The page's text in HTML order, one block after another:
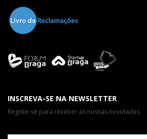
INSCREVA-SE NA NEWSLETTER
Registe-se para receber as nossas novidades